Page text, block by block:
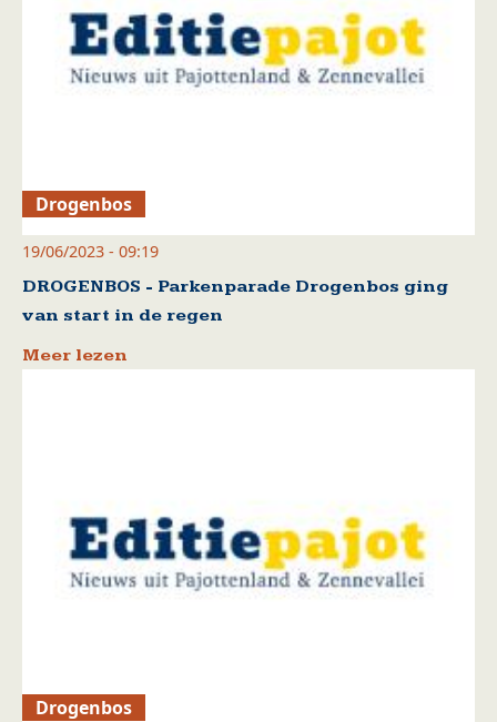
Drogenbos
19/06/2023 - 09:19
DROGENBOS - Parkenparade Drogenbos ging
van start in de regen
Meer lezen
Drogenbos